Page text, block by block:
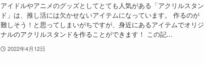
アイドルやアニメのグッズとしてとても人気がある「アクリルスタン
ド」は、推し活には欠かせないアイテムになっています。 作るのが
難しそう！と思ってしまいがちですが、身近にあるアイテムでオリジ
ナルのアクリルスタンドを作ることができます！ この記...
2022年4月12日